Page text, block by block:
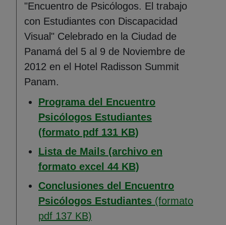
"Encuentro de Psicólogos. El trabajo
con Estudiantes con Discapacidad
Visual" Celebrado en la Ciudad de
Panamá del 5 al 9 de Noviembre de
2012 en el Hotel Radisson Summit
Panam.
Programa del Encuentro
Psicólogos Estudiantes
(formato pdf 131 KB)
Lista de Mails (archivo en
formato excel 44 KB)
Conclusiones del Encuentro
Psicólogos Estudiantes (formato
pdf 137 KB)